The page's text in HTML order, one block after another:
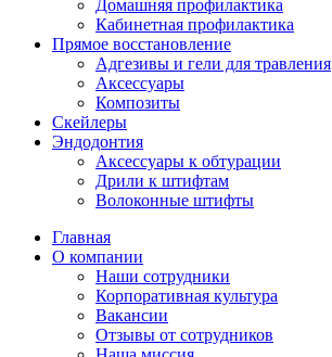
Домашняя профилактика
Кабинетная профилактика
Прямое восстановление
Адгезивы и гели для травления
Аксессуары
Композиты
Скейлеры
Эндодонтия
Аксессуары к обтурации
Дрили к штифтам
Волоконные штифты
Главная
О компании
Наши сотрудники
Корпоративная культура
Вакансии
Отзывы от сотрудников